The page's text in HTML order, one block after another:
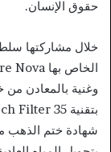
حقوق الإنسان.
خلال مشاركتها